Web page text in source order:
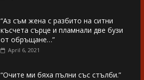
“Аз съм жена с разбито на ситни
късчета сърце и пламнали две бузи
от обръщане…”
April 6, 2021
“Очите ми бяха пълни със стълби.”